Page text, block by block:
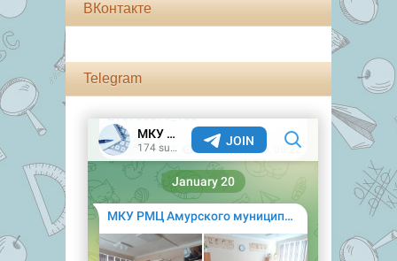
ВКонтакте
Telegram